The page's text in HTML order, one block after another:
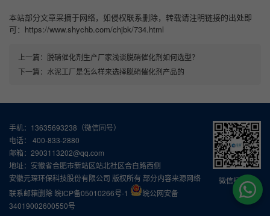
本站部分文章采摘于网络，如侵权联系删除，转载请注明链接的出处即
可：https://www.shychb.com/chjbk/734.html
上一篇： 脱硝催化剂生产厂家浅谈脱硝催化剂如何选型？
下一篇： 水泥工厂是怎么样来选择脱硝催化剂产品的
微信扫一扫
手机：13635693238（微信同号）
电话： 400-833-2880
邮箱：2903113202@qq.com
地址：安徽省合肥市新站区站北社区合白路西侧
安徽元琛环保科技股份有限公司 版权所有 部分内容来源网络
联系邮箱删除 皖ICP备05010266号-1
皖公网安备
34019002600550号